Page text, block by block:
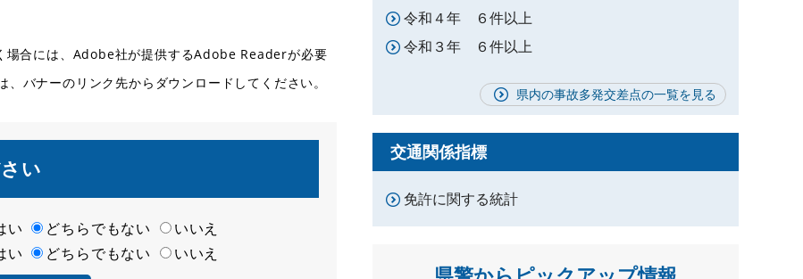
場合には、Adobe社が提供するAdobe Readerが必要
バナーのリンク先からダウンロードしてください。
い
い どちらでもない
いいえ
い どちらでもない いいえ
令和４年 ６件以上
令和３年 ６件以上
県内の事故多発交差点の一覧を見る
交通関係指標
免許に関する統計